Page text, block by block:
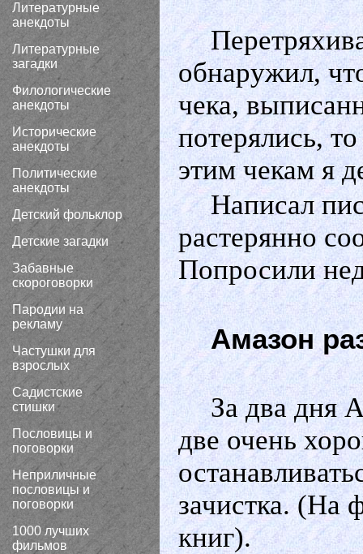
Литературные
анекдоты
Литературные
загадки
Филологические
анекдоты
Исторические
анекдоты
Политические
анекдоты
Детский фольклор
Детские загадки
Забавные
скороговорки
Пародии на
рекламу
Частушки для
взрослых
Садистские
стишки
Пословицы и
поговорки
Неприличные
пословицы и
поговорки
1000 лучших
фильмов
обнаружил,
чека,
потерялись,
этим чекам я
Написал
растерянно
Попросили
Амазон
За два дня
две очень
зачистка. (На
книг).